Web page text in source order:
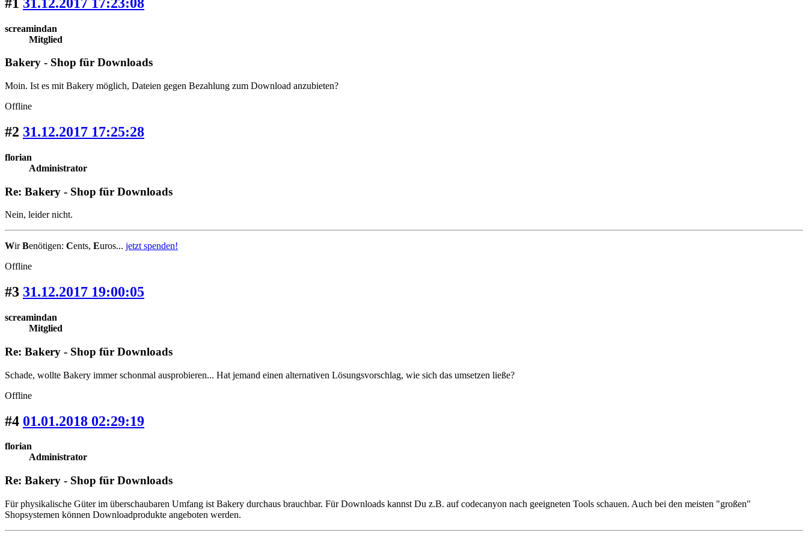
screamindan
Mitglied
Bakery - Shop für Downloads
Moin. Ist es mit Bakery möglich, Dateien gegen Bezahlung zum Download anzubieten?
Offline
#2 31.12.2017 17:25:28
florian
Administrator
Re: Bakery - Shop für Downloads
Nein, leider nicht.
WirBenötigen: Cents, Euros... jetzt spenden!
Offline
#3 31.12.2017 19:00:05
screamindan
Mitglied
Re: Bakery - Shop für Downloads
Schade, wollte Bakery immer schonmal ausprobieren... Hat jemand einen alternativen Lösungsvorschlag, wie sich das umsetzen ließe?
Offline
#4 01.01.2018 02:29:19
florian
Administrator
Re: Bakery - Shop für Downloads
Für physikalische Güter im überschaubaren Umfang ist Bakery durchaus brauchbar. Für Downloads kannst Du z.B. auf codecanyon nach geeigneten Tools schauen. Auch bei den meisten "großen"
Shopsystemen können Downloadprodukte angeboten werden.